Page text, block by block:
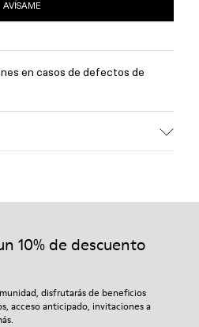
AVÍSAME
en casos de defectos de
10% de descuento
disfrutarás de beneficios
acceso anticipado, invitaciones a